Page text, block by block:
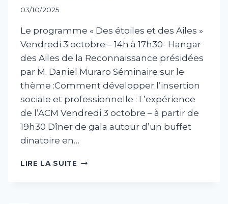
03/10/2025
Le programme « Des étoiles et des Ailes » ‍
Vendredi 3 octobre – 14h à 17h30- Hangar
des Ailes de la Reconnaissance présidées
par M. Daniel Muraro Séminaire sur le
thème :Comment développer l’insertion
sociale et professionnelle : L’expérience
de l’ACM Vendredi 3 octobre – à partir de
19h30 Dîner de gala autour d’un buffet
dinatoire en…
LIRE LA SUITE LES